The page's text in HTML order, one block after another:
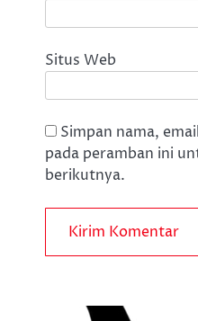
Situs Web
Simpan nama,
pada peramban ini
berikutnya.